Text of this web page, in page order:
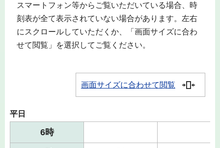
スマートフォン等からご覧いただいている場合、時
刻表が全て表示されていない場合があります。左右
にスクロールしていただくか、「画面サイズに合わ
せて閲覧」を選択してご覧ください。
画面サイズに合わせて閲覧
平日
6時